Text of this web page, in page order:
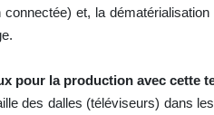
et, la
pour la production avec cette
des dalles (téléviseurs) dans